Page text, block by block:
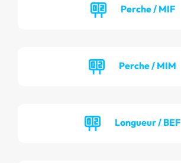
Perche / MIF
Perche / MIM
Longueur / BEF